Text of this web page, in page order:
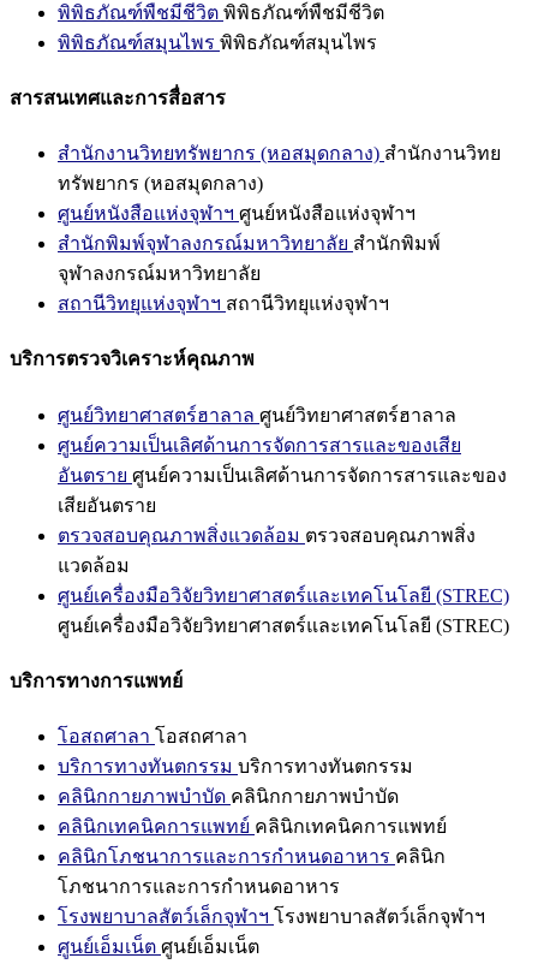
พิพิธภัณฑ์พืชมีชีวิต พิพิธภัณฑ์พืชมีชีวิต
พิพิธภัณฑ์สมุนไพร พิพิธภัณฑ์สมุนไพร
สารสนเทศและการสื่อสาร
สำนักงานวิทยทรัพยากร (หอสมุดกลาง) สำนักงานวิทย
ทรัพยากร (หอสมุดกลาง)
ศูนย์หนังสือแห่งจุฬาฯ ศูนย์หนังสือแห่งจุฬาฯ
สำนักพิมพ์จุฬาลงกรณ์มหาวิทยาลัย สำนักพิมพ์
จุฬาลงกรณ์มหาวิทยาลัย
สถานีวิทยุแห่งจุฬาฯ สถานีวิทยุแห่งจุฬาฯ
บริการตรวจวิเคราะห์คุณภาพ
ศูนย์วิทยาศาสตร์ฮาลาล ศูนย์วิทยาศาสตร์ฮาลาล
ศูนย์ความเป็นเลิศด้านการจัดการสารและของเสีย
อันตราย ศูนย์ความเป็นเลิศด้านการจัดการสารและของ
เสียอันตราย
ตรวจสอบคุณภาพสิ่งแวดล้อม ตรวจสอบคุณภาพสิ่ง
แวดล้อม
ศูนย์เครื่องมือวิจัยวิทยาศาสตร์และเทคโนโลยี (STREC)
ศูนย์เครื่องมือวิจัยวิทยาศาสตร์และเทคโนโลยี (STREC)
บริการทางการแพทย์
โอสถศาลา โอสถศาลา
บริการทางทันตกรรม บริการทางทันตกรรม
คลินิกกายภาพบำบัด คลินิกกายภาพบำบัด
คลินิกเทคนิคการแพทย์ คลินิกเทคนิคการแพทย์
คลินิกโภชนาการและการกำหนดอาหาร คลินิก
โภชนาการและการกำหนดอาหาร
โรงพยาบาลสัตว์เล็กจุฬาฯ โรงพยาบาลสัตว์เล็กจุฬาฯ
ศูนย์เอ็มเน็ต ศูนย์เอ็มเน็ต